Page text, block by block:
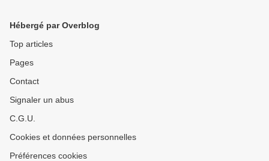
Hébergé par Overblog
Top articles
Pages
Contact
Signaler un abus
C.G.U.
Cookies et données personnelles
Préférences cookies